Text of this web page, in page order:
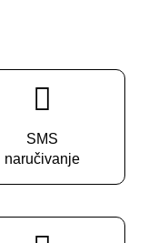
SMS
naručivanje